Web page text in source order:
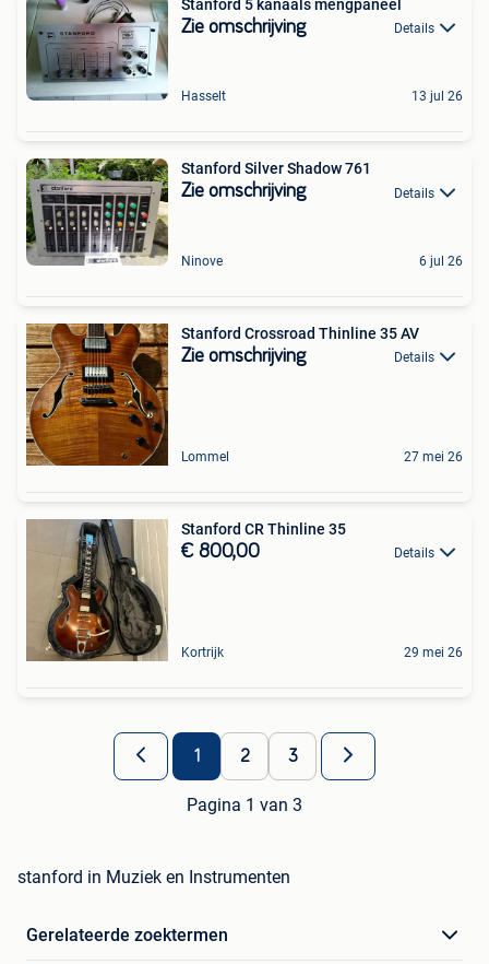
Stanford 5 kanaals mengpaneel
Zie omschrijving Details
Hasselt 13 jul 26
Stanford Silver Shadow 761
Zie omschrijving Details
Ninove 6 jul 26
Stanford Crossroad Thinline 35 AV
Zie omschrijving Details
Lommel 27 mei 26
Stanford CR Thinline 35
€ 800,00 Details
Kortrijk 29 mei 26
1 2 3
Pagina 1 van 3
stanford in Muziek en Instrumenten
Gerelateerde zoektermen